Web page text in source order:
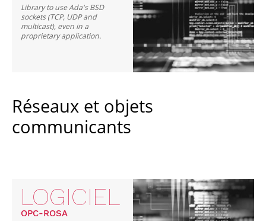
Library to use Ada's BSD
sockets (TCP, UDP and
multicast), even in a
proprietary application.
Réseaux et objets
communicants
LOGICIEL
OPC-ROSA